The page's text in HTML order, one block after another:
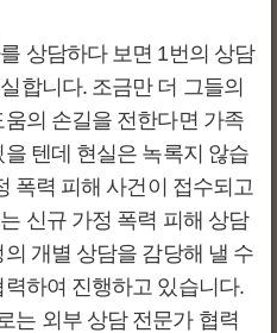
상담하다 보면 1번의 상담
합니다. 조금만 더 그들의
의 손길을 전한다면 가족
텐데 현실은 녹록지 않습
폭력 피해 사건이 접수되고
신규 가정 폭력 피해 상담
개별 상담을 감당해 낼 수
하여 진행하고 있습니다.
는 외부 상담 전문가 협력